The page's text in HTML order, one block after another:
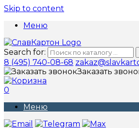
Skip to content
Меню
Search for:
8 (495) 740-08-68
Заказать
0
Меню